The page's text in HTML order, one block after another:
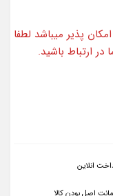
پذیر میباشد لطفا
ارتباط باشید.
انلاین